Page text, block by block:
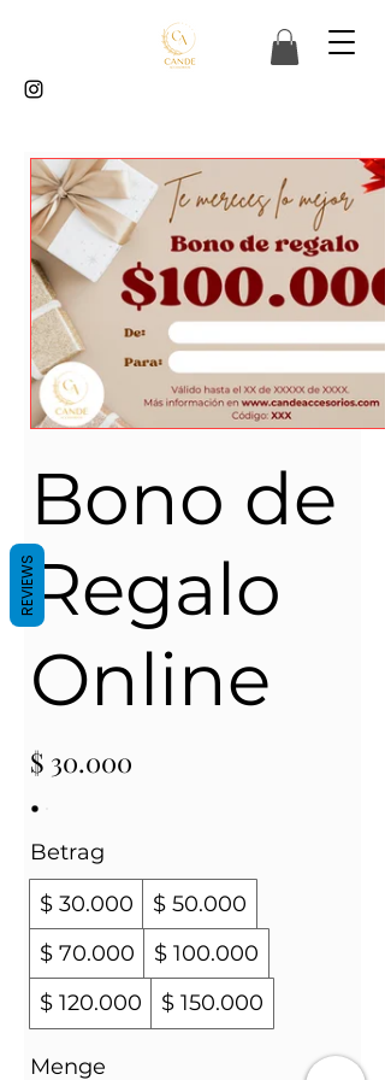
Bono de
Regalo
Online
$ 30.000
Betrag
$ 30.000
$ 50.000
$ 70.000
$ 100.000
$ 120.000
$ 150.000
Menge
REVIEWS